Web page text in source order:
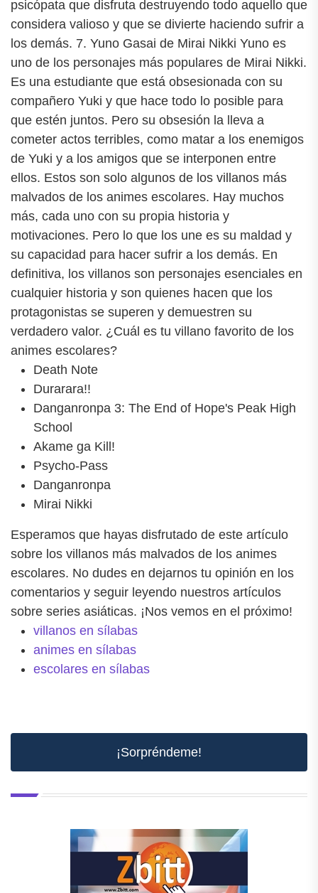
psicópata que disfruta destruyendo todo aquello que
considera valioso y que se divierte haciendo sufrir a
los demás. 7. Yuno Gasai de Mirai Nikki Yuno es
uno de los personajes más populares de Mirai Nikki.
Es una estudiante que está obsesionada con su
compañero Yuki y que hace todo lo posible para
que estén juntos. Pero su obsesión la lleva a
cometer actos terribles, como matar a los enemigos
de Yuki y a los amigos que se interponen entre
ellos. Estos son solo algunos de los villanos más
malvados de los animes escolares. Hay muchos
más, cada uno con su propia historia y
motivaciones. Pero lo que los une es su maldad y
su capacidad para hacer sufrir a los demás. En
definitiva, los villanos son personajes esenciales en
cualquier historia y son quienes hacen que los
protagonistas se superen y demuestren su
verdadero valor. ¿Cuál es tu villano favorito de los
animes escolares?
Death Note
Durarara!!
Danganronpa 3: The End of Hope's Peak High
School
Akame ga Kill!
Psycho-Pass
Danganronpa
Mirai Nikki
Esperamos que hayas disfrutado de este artículo
sobre los villanos más malvados de los animes
escolares. No dudes en dejarnos tu opinión en los
comentarios y seguir leyendo nuestros artículos
sobre series asiáticas. ¡Nos vemos en el próximo!
villanos en sílabas
animes en sílabas
escolares en sílabas
¡Sorpréndeme!